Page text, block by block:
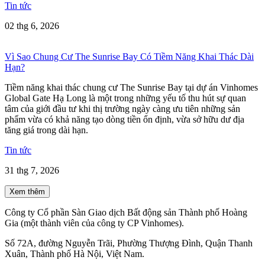
Tin tức
02 thg 6, 2026
Vì Sao Chung Cư The Sunrise Bay Có Tiềm Năng Khai Thác Dài
Hạn?
Tiềm năng khai thác chung cư The Sunrise Bay tại dự án Vinhomes
Global Gate Hạ Long là một trong những yếu tố thu hút sự quan
tâm của giới đầu tư khi thị trường ngày càng ưu tiên những sản
phẩm vừa có khả năng tạo dòng tiền ổn định, vừa sở hữu dư địa
tăng giá trong dài hạn.
Tin tức
31 thg 7, 2026
Xem thêm
Công ty Cổ phần Sàn Giao dịch Bất động sản Thành phố Hoàng
Gia (một thành viên của công ty CP Vinhomes).
Số 72A, đường Nguyễn Trãi, Phường Thượng Đình, Quận Thanh
Xuân, Thành phố Hà Nội, Việt Nam.